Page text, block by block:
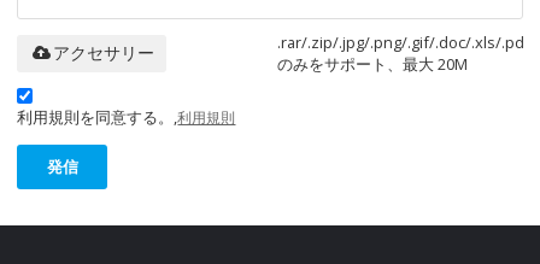
.rar/.zip/.jpg/.png/.gif/.doc/.xls/.pdf
のみをサポート、最大 20M
アクセサリー
利用規則を同意する。,利用規則
発信